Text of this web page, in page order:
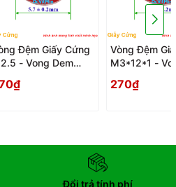
Đệm Giấy Cứng
- Vong Dem
Vòng Đệm
M3*12*1 -
270₫
Đổi trả tính phí